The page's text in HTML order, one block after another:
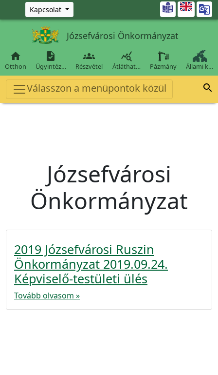
Ugrás a fő tartalomra
Kapcsolat 
Józsefvárosi Önkormányzat

Otthon

Ügyintéz…

Részvétel

Átláthat… Pázmány Állami k…
Válasszon a menüpontok közül 
Józsefvárosi
Önkormányzat
2019 Józsefvárosi Ruszin
Önkormányzat 2019.09.24.
Képviselő-testületi ülés
Tovább olvasom »